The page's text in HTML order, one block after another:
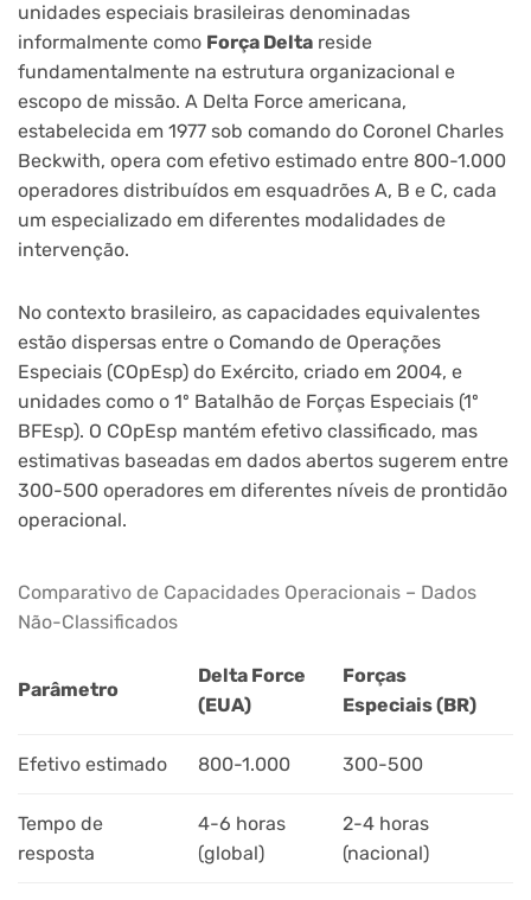
unidades especiais brasileiras denominadas
informalmente como Força Delta reside
fundamentalmente na estrutura organizacional e
escopo de missão. A Delta Force americana,
estabelecida em 1977 sob comando do Coronel Charles
Beckwith, opera com efetivo estimado entre 800-1.000
operadores distribuídos em esquadrões A, B e C, cada
um especializado em diferentes modalidades de
intervenção.
No contexto brasileiro, as capacidades equivalentes
estão dispersas entre o Comando de Operações
Especiais (COpEsp) do Exército, criado em 2004, e
unidades como o 1º Batalhão de Forças Especiais (1º
BFEsp). O COpEsp mantém efetivo classificado, mas
estimativas baseadas em dados abertos sugerem entre
300-500 operadores em diferentes níveis de prontidão
operacional.
Comparativo de Capacidades Operacionais – Dados
Não-Classificados
Parâmetro
Delta Force
(EUA)
Forças
Especiais (BR)
Efetivo estimado 800-1.000 300-500
Tempo de
resposta
4-6 horas
(global)
2-4 horas
(nacional)